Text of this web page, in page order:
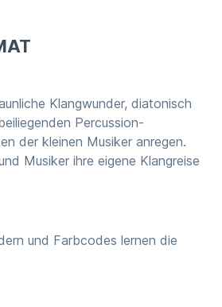
Klangwunder, diatonisch
Percussion-
der kleinen Musiker anregen.
Musiker ihre eigene Klangreise
und Farbcodes lernen die